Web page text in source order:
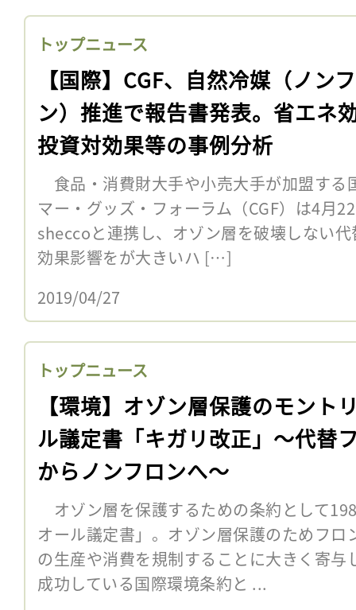
トップニュース
【国際】CGF、自然冷媒（ノン
ン）推進で報告書発表。省エネ
投資対効果等の事例分析
食品・消費財大手や小売大手が加盟する
マー・グッズ・フォーラム（CGF）は4月
sheccoと連携し、オゾン層を破壊しない
効果影響をが大きいハ […]
2019/04/27
トップニュース
【環境】オゾン層保護のモント
ル議定書「キガリ改正」〜代替
からノンフロンへ〜
オゾン層を保護するための条約として
オール議定書」。オゾン層保護のためフ
の生産や消費を規制することに大きく寄
成功している国際環境条約と ...